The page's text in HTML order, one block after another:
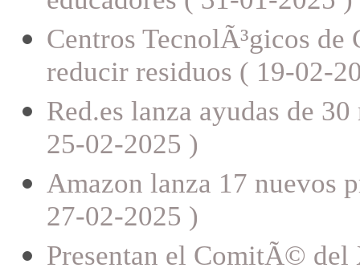
Centros TecnolÃ³gicos
reducir residuos ( 19-02-
Red.es lanza ayudas de
25-02-2025 )
Amazon lanza 17 nuevos
27-02-2025 )
Presentan el ComitÃ©